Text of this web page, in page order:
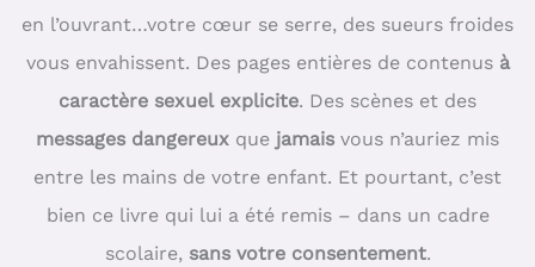
en l’ouvrant…votre cœur se serre, des sueurs froides
vous envahissent. Des pages entières de contenus à
caractère sexuel explicite. Des scènes et des
messages dangereux que jamais vous n’auriez mis
entre les mains de votre enfant. Et pourtant, c’est
bien ce livre qui lui a été remis – dans un cadre
scolaire, sans votre consentement.